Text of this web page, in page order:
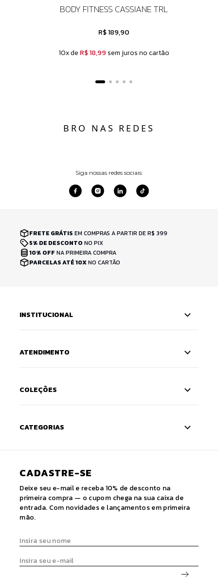
BODY FITNESS CASSIANE TRL
R$ 189,90
10x de R$ 18,99 sem juros no cartão
BRO NAS REDES
FRETE GRÁTISEM COMPRAS A PARTIR DE R$ 399
5% DE DESCONTO NO PIX
10% OFFNA PRIMEIRA COMPRA
PARCELAS ATÉ 10X